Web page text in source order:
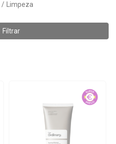
Limpeza
Filtrar